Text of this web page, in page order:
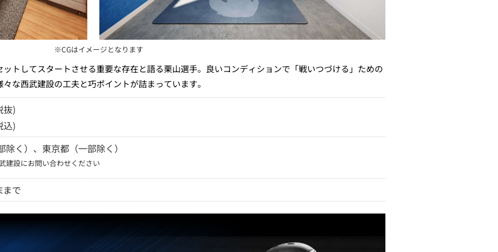
※CGはイメージとなります
トしてスタートさせる重要な存在と語る栗山選手。良いコンディションで「戦いつづける」ための
な西武建設の工夫と巧ポイントが詰まっています。
抜)
込)
除く）、東京都（一部除く）
建設にお問い合わせください
まで